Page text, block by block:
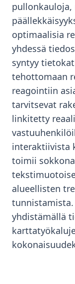
optimaalisia
yhdessä
syntyy
tehottomaan
reagointiin
tarvitsevat
linkitetty
interaktiivista
toimii
alueellisten
tunnistamista.
yhdistämällä